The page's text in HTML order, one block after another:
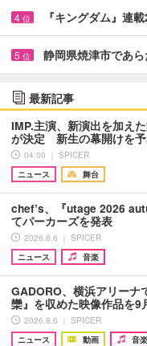
4 位 『キングダム』連
5 位 静岡県焼津市であ
最新記事
IMP.主演、新演出を加え
が決定 新生の幕開けを
04:00 ｜ SPICER
ニュース
舞台
chef’s、『utage 2026
てパーカーズを発表
2026.8.6 ｜ SPICER
ニュース
音楽
GADORO、横浜アリーナ
欒』を収めた映像作品を
2026.8.6 ｜ SPICER
ニュース
動画 音楽